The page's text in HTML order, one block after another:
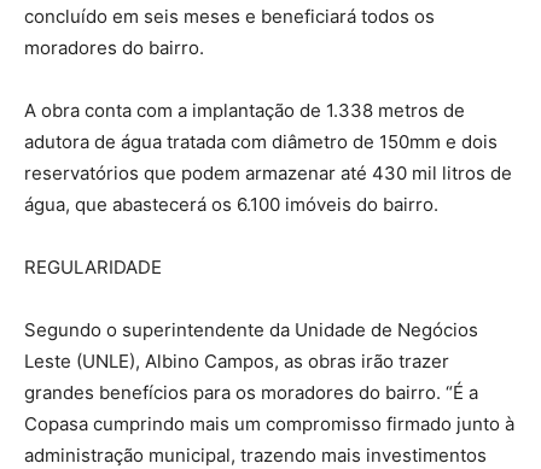
concluído em seis meses e beneficiará todos os
moradores do bairro.
A obra conta com a implantação de 1.338 metros de
adutora de água tratada com diâmetro de 150mm e dois
reservatórios que podem armazenar até 430 mil litros de
água, que abastecerá os 6.100 imóveis do bairro.
REGULARIDADE
Segundo o superintendente da Unidade de Negócios
Leste (UNLE), Albino Campos, as obras irão trazer
grandes benefícios para os moradores do bairro. “É a
Copasa cumprindo mais um compromisso firmado junto à
administração municipal, trazendo mais investimentos